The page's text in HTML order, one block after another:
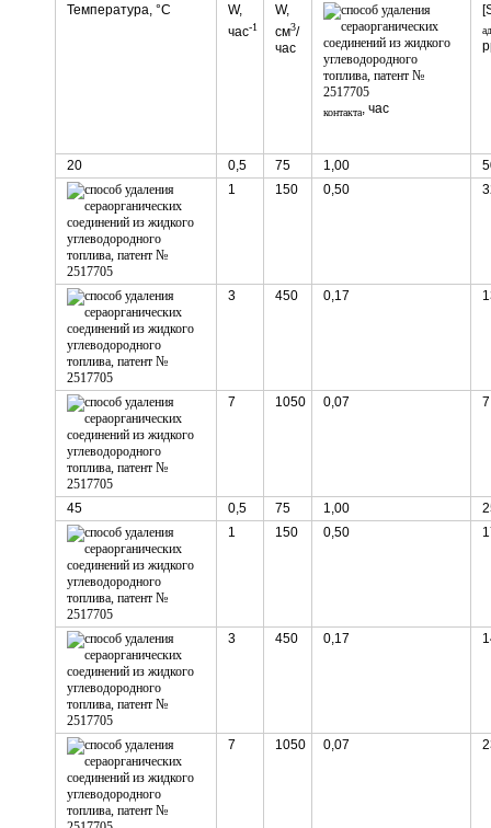
Температура, °C
W,
час-1
W,
см3/
час
контакта, час
20 0,5 75 1,00
1
150 0,50
3 450 0,17
7 1050 0,07 7
45 0,5 75 1,00
1
150 0,50
3 450 0,17
7 1050 0,07